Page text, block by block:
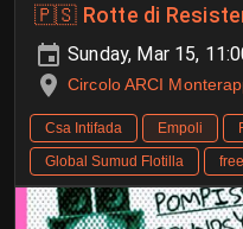
🇵🇸 Rotte di
Sunday, Mar 15,
Circolo ARCI
Csa Intifada Empoli
Global Sumud Flotilla